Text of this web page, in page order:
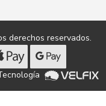
derechos reservados.